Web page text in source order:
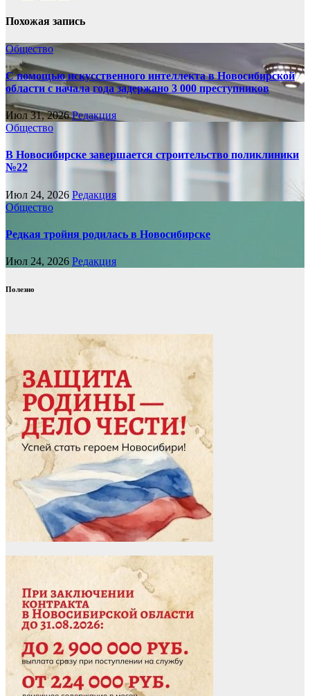
Похожая запись
Общество
С помощью искусственного интеллекта в Новосибирской
области с начала года задержано 3 000 преступников
Июл 31, 2026Редакция
Общество
В Новосибирске завершается строительство поликлиники
№22
Июл 24, 2026 Редакция
Общество
Редкая тройня родилась в Новосибирске
Июл 24, 2026 Редакция
Полезно